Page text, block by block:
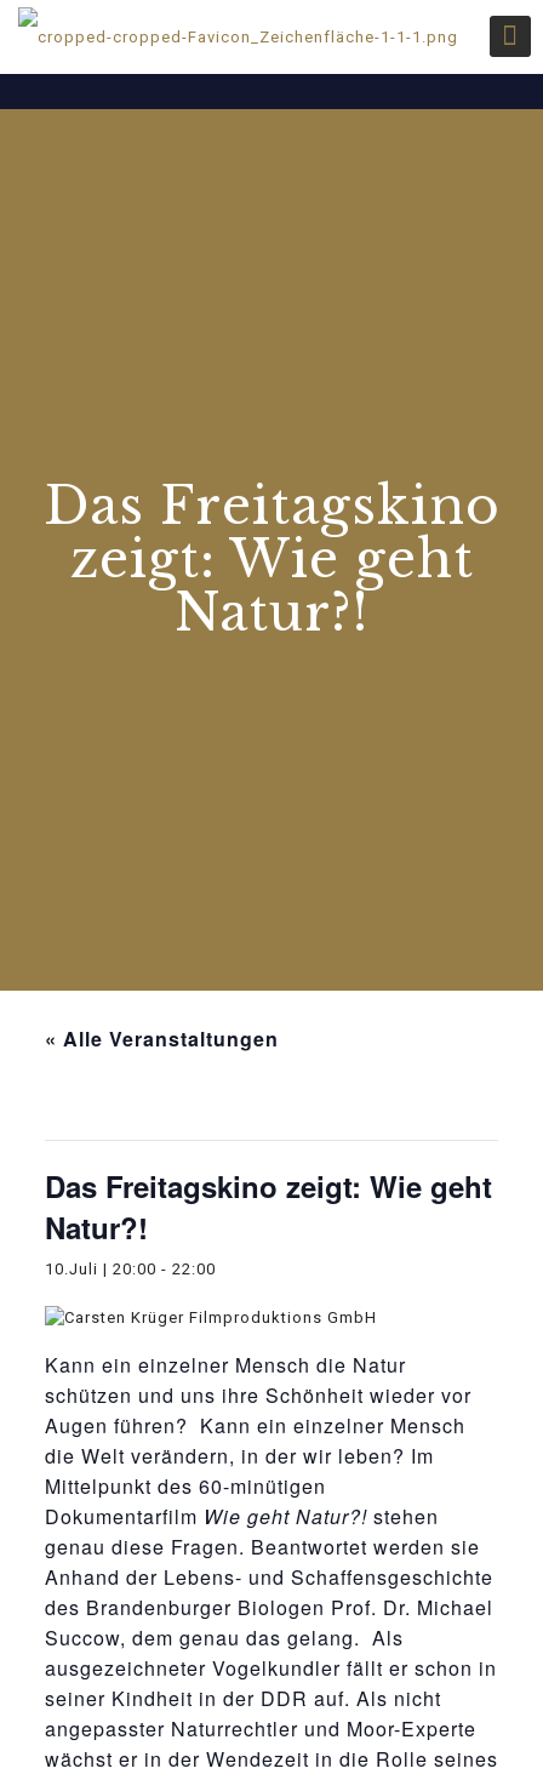
Das Freitagskino
zeigt: Wie geht
Natur?!
« Alle Veranstaltungen
Das Freitagskino zeigt: Wie geht
Natur?!
10.Juli | 20:00 - 22:00
Kann ein einzelner Mensch die Natur
schützen und uns ihre Schönheit wieder vor
Augen führen? Kann ein einzelner Mensch
die Welt verändern, in der wir leben? Im
Mittelpunkt des 60-minütigen
Dokumentarfilm Wie geht Natur?!stehen
genau diese Fragen. Beantwortet werden sie
Anhand der Lebens- und Schaffensgeschichte
des Brandenburger Biologen Prof. Dr. Michael
Succow, dem genau das gelang. Als
ausgezeichneter Vogelkundler fällt er schon in
seiner Kindheit in der DDR auf. Als nicht
angepasster Naturrechtler und Moor-Experte
wächst er in der Wendezeit in die Rolle seines